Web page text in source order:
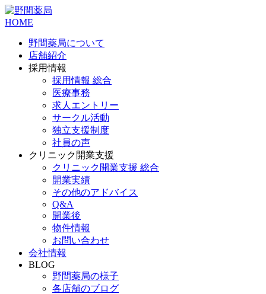
HOME
野間薬局について
店舗紹介
採用情報
採用情報 総合
医療事務
求人エントリー
サークル活動
独立支援制度
社員の声
クリニック開業支援
クリニック開業支援 総合
開業実績
その他のアドバイス
Q&A
開業後
物件情報
お問い合わせ
会社情報
BLOG
野間薬局の様子
各店舗のブログ